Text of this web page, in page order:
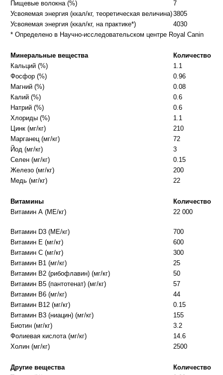
Пищевые волокна (%)
7
Усвояемая энергия (ккал/кг, теоретическая величина)3805
Усвояемая энергия (ккал/кг, на практике*)
4030
* Определено в Научно-исследовательском центре Royal Canin
Минеральные вещества
Количество
Кальций (%)
1.1
Фосфор (%)
0.96
Магний (%)
0.08
Калий (%)
0.6
Натрий (%)
0.6
Хлориды (%)
1.1
Цинк (мг/кг)
210
Марганец (мг/кг)
72
Йод (мг/кг)
3
Селен (мг/кг)
0.15
Железо (мг/кг)
200
Медь (мг/кг)
22
Витамины
Количество
Витамин А (МЕ/кг)
22 000
Витамин D3 (МЕ/кг)
700
Витамин Е (мг/кг)
600
Витамин С (мг/кг)
300
Витамин В1 (мг/кг)
25
Витамин В2 (рибофлавин) (мг/кг)
50
Витамин В5 (пантотенат) (мг/кг)
57
Витамин В6 (мг/кг)
44
Витамин В12 (мг/кг)
0.15
Витамин В3 (ниацин) (мг/кг)
155
Биотин (мг/кг)
3.2
Фолиевая кислота (мг/кг)
14.6
Холин (мг/кг)
2500
Другие вещества
Количество